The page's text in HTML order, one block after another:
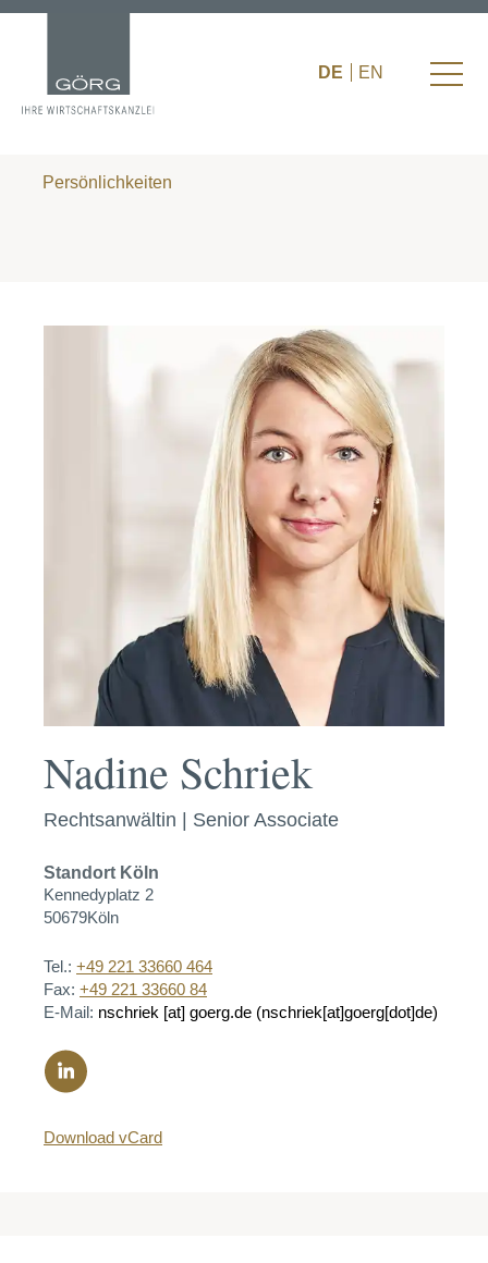
DE EN
Persönlichkeiten
Nadine Schriek
Rechtsanwältin | Senior Associate
Standort Köln
Kennedyplatz 2
50679Köln
Tel.: +49 221 33660 464
Fax: +49 221 33660 84
E-Mail: nschriek [at] goerg.de (nschriek[at]goerg[dot]de)
Download vCard